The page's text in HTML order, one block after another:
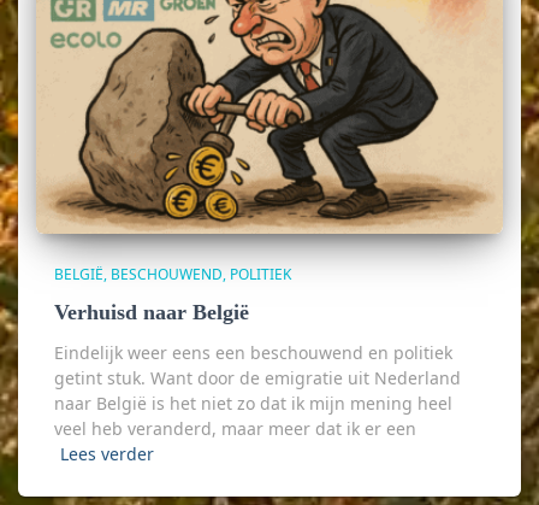
BELGIË BESCHOUWEND POLITIEK
Verhuisd naar België
Eindelijk weer eens een beschouwend en politiek
getint stuk. Want door de emigratie uit Nederland
naar België is het niet zo dat ik mijn mening heel
veel heb veranderd, maar meer dat ik er een
Lees verder